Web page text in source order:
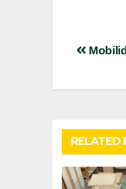
Post
RELATED